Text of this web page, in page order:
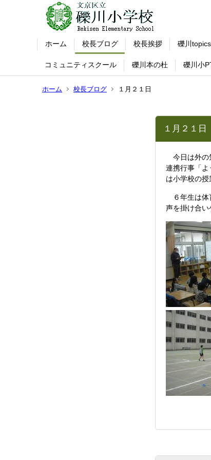
ホーム 校長ブログ 校長挨拶 礫川topics
コミュニティスクール 礫川本の杜 礫川小
ホーム 校長ブログ １月２１日
１月２１日
今日は外の
連携行事「
は小学校の
６年生は体
声を掛け合い